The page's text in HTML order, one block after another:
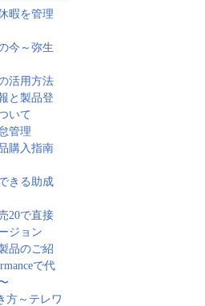
暇を管理
今～弥生
活用方法
と製品登
いて
管理
購入指南
きる助成
20で直接
ジョン
品のご紹
で代
方～テレワ